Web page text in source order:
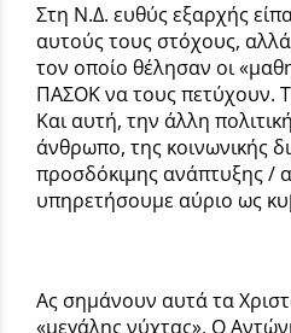
Στη Ν.Δ. ευθύς εξαρχής
αυτούς τους στόχους,
τον οποίο θέλησαν οι
ΠΑΣΟΚ να τους πετύχουν.
Και αυτή, την άλλη
άνθρωπο, της κοινωνικής
προσδόκιμης ανάπτυξης /
υπηρετήσουμε αύριο ως
Ας σημάνουν αυτά τα
«μεγάλης νύχτας». Ο